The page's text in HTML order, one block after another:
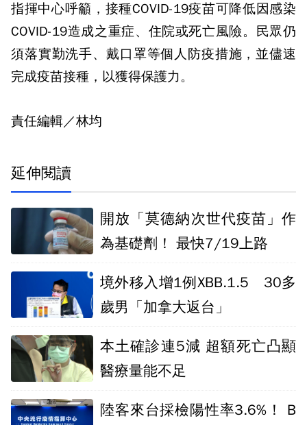
指揮中心呼籲，接種COVID-19疫苗可降低因感染
COVID-19造成之重症、住院或死亡風險。民眾仍
須落實勤洗手、戴口罩等個人防疫措施，並儘速
完成疫苗接種，以獲得保護力。
責任編輯／林均
延伸閱讀
開放「莫德納次世代疫苗」作
為基礎劑！ 最快7/19上路
境外移入增1例XBB.1.5 30多
歲男「加拿大返台」
本土確診連5減 超額死亡凸顯
醫療量能不足
陸客來台採檢陽性率3.6%！ B